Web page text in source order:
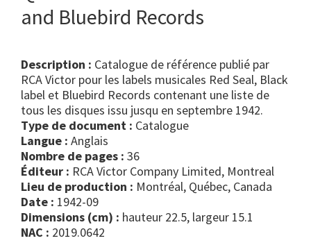
and Bluebird Records
Description : Catalogue de référence publié par
RCA Victor pour les labels musicales Red Seal, Black
label et Bluebird Records contenant une liste de
tous les disques issu jusqu en septembre 1942.
Type de document :
catalogue
Langue : Anglais
Nombre de pages : 36
Éditeur : RCA Victor Company Limited, Montreal
Lieu de production : Montréal, Québec, Canada
Date : 1942-09
Dimensions (cm) : hauteur 22.5, largeur 15.1
NAC : 2019.0642